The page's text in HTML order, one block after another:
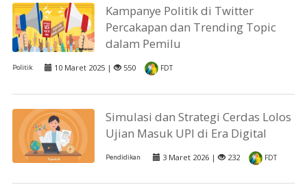
Kampanye Politik di Twitter
Percakapan dan Trending Topic
dalam Pemilu
Politik 10 Maret 2025 | 550 FDT
Simulasi dan Strategi Cerdas Lolos
Ujian Masuk UPI di Era Digital
Pendidikan 3 Maret 2026 | 232 FDT